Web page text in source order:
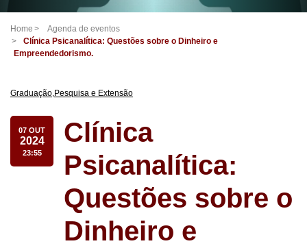
Home
Agenda de eventos
Clínica Psicanalítica: Questões sobre o Dinheiro e
Empreendedorismo.
Graduação,Pesquisa e Extensão
07 OUT
2024
23:55
Clínica
Psicanalítica:
Questões sobre o
Dinheiro e